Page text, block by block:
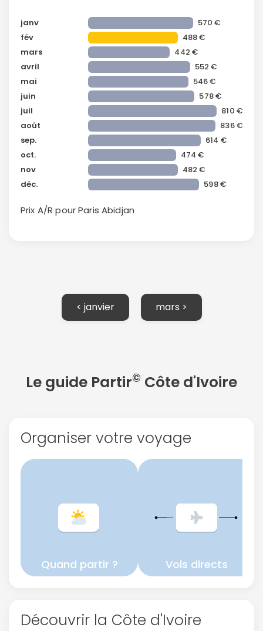
janv
570 €
fév
488 €
mars
442 €
avril
552 €
mai
546 €
juin
578 €
juil
810 €
août
836 €
sep.
614 €
oct.
474 €
nov
482 €
déc.
598 €
Prix A/R pour Paris Abidjan
< janvier mars >
Le guide Partir© Côte d'Ivoire
Organiser votre voyage
Quand partir ? Vols directs
Découvrir la Côte d'Ivoire
ou connectez-vous par mail